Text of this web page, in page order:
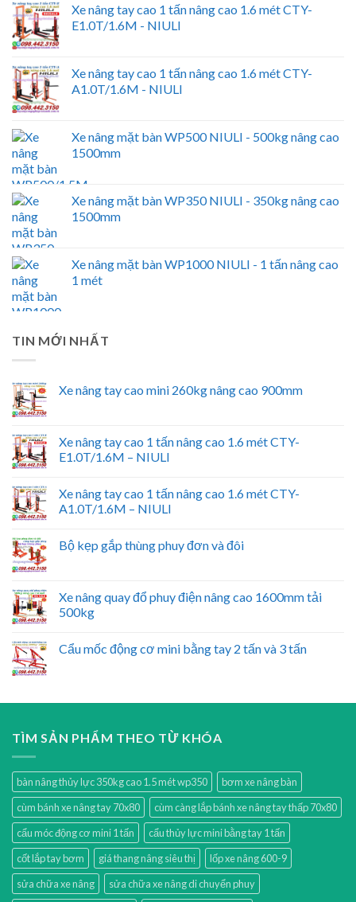
Xe nâng tay cao 1 tấn nâng cao 1.6 mét CTY-
E1.0T/1.6M - NIULI
Xe nâng tay cao 1 tấn nâng cao 1.6 mét CTY-
A1.0T/1.6M - NIULI
Xe nâng mặt bàn WP500 NIULI - 500kg nâng cao
1500mm
Xe nâng mặt bàn WP350 NIULI - 350kg nâng cao
1500mm
Xe nâng mặt bàn WP1000 NIULI - 1 tấn nâng cao
1 mét
TIN MỚI NHẤT
Xe nâng tay cao mini 260kg nâng cao 900mm
Xe nâng tay cao 1 tấn nâng cao 1.6 mét CTY-
E1.0T/1.6M – NIULI
Xe nâng tay cao 1 tấn nâng cao 1.6 mét CTY-
A1.0T/1.6M – NIULI
Bộ kẹp gắp thùng phuy đơn và đôi
Xe nâng quay đổ phuy điện nâng cao 1600mm tải
500kg
Cẩu mốc động cơ mini bằng tay 2 tấn và 3 tấn
TÌM SẢN PHẨM THEO TỪ KHÓA
bàn nâng thủy lực 350kg cao 1.5 mét wp350
bơm xe nâng bàn
cùm bánh xe nâng tay 70x80
cùm càng lắp bánh xe nâng tay thấp 70x80
cẩu móc động cơ mini 1 tấn
cẩu thủy lực mini bằng tay 1 tấn
cốt lắp tay bơm
giá thang nâng siêu thị
lốp xe nâng 600-9
sửa chữa xe nâng
sửa chữa xe nâng di chuyển phuy